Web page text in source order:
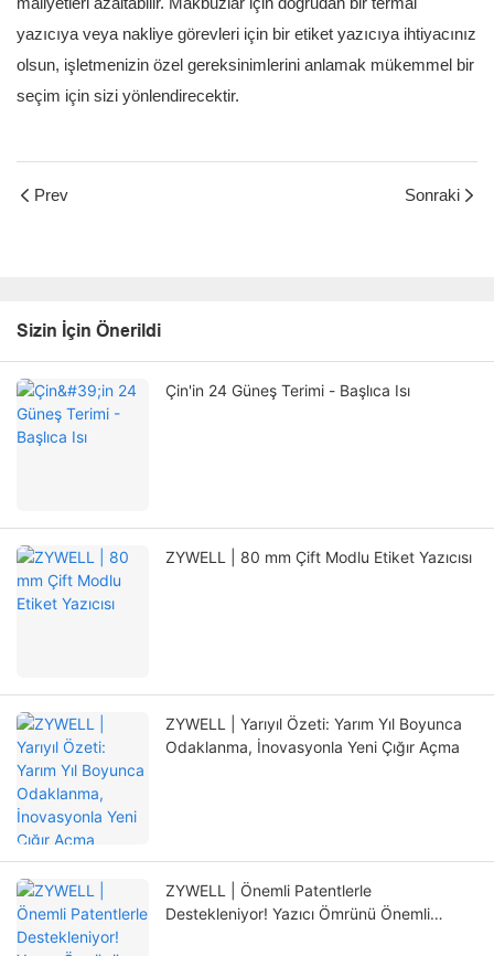
yazıcıya veya nakliye görevleri için bir etiket yazıcıya ihtiyacınız
olsun, işletmenizin özel gereksinimlerini anlamak mükemmel bir
seçim için sizi yönlendirecektir.
Prev Sonraki
Sizin İçin Önerildi
Çin'in 24 Güneş Terimi - Başlıca Isı
ZYWELL | 80 mm Çift Modlu Etiket Yazıcısı
ZYWELL | Yarıyıl Özeti: Yarım Yıl Boyunca
Odaklanma, İnovasyonla Yeni Çığır Açma
ZYWELL | Önemli Patentlerle
Destekleniyor! Yazıcı Ömrünü Önemli